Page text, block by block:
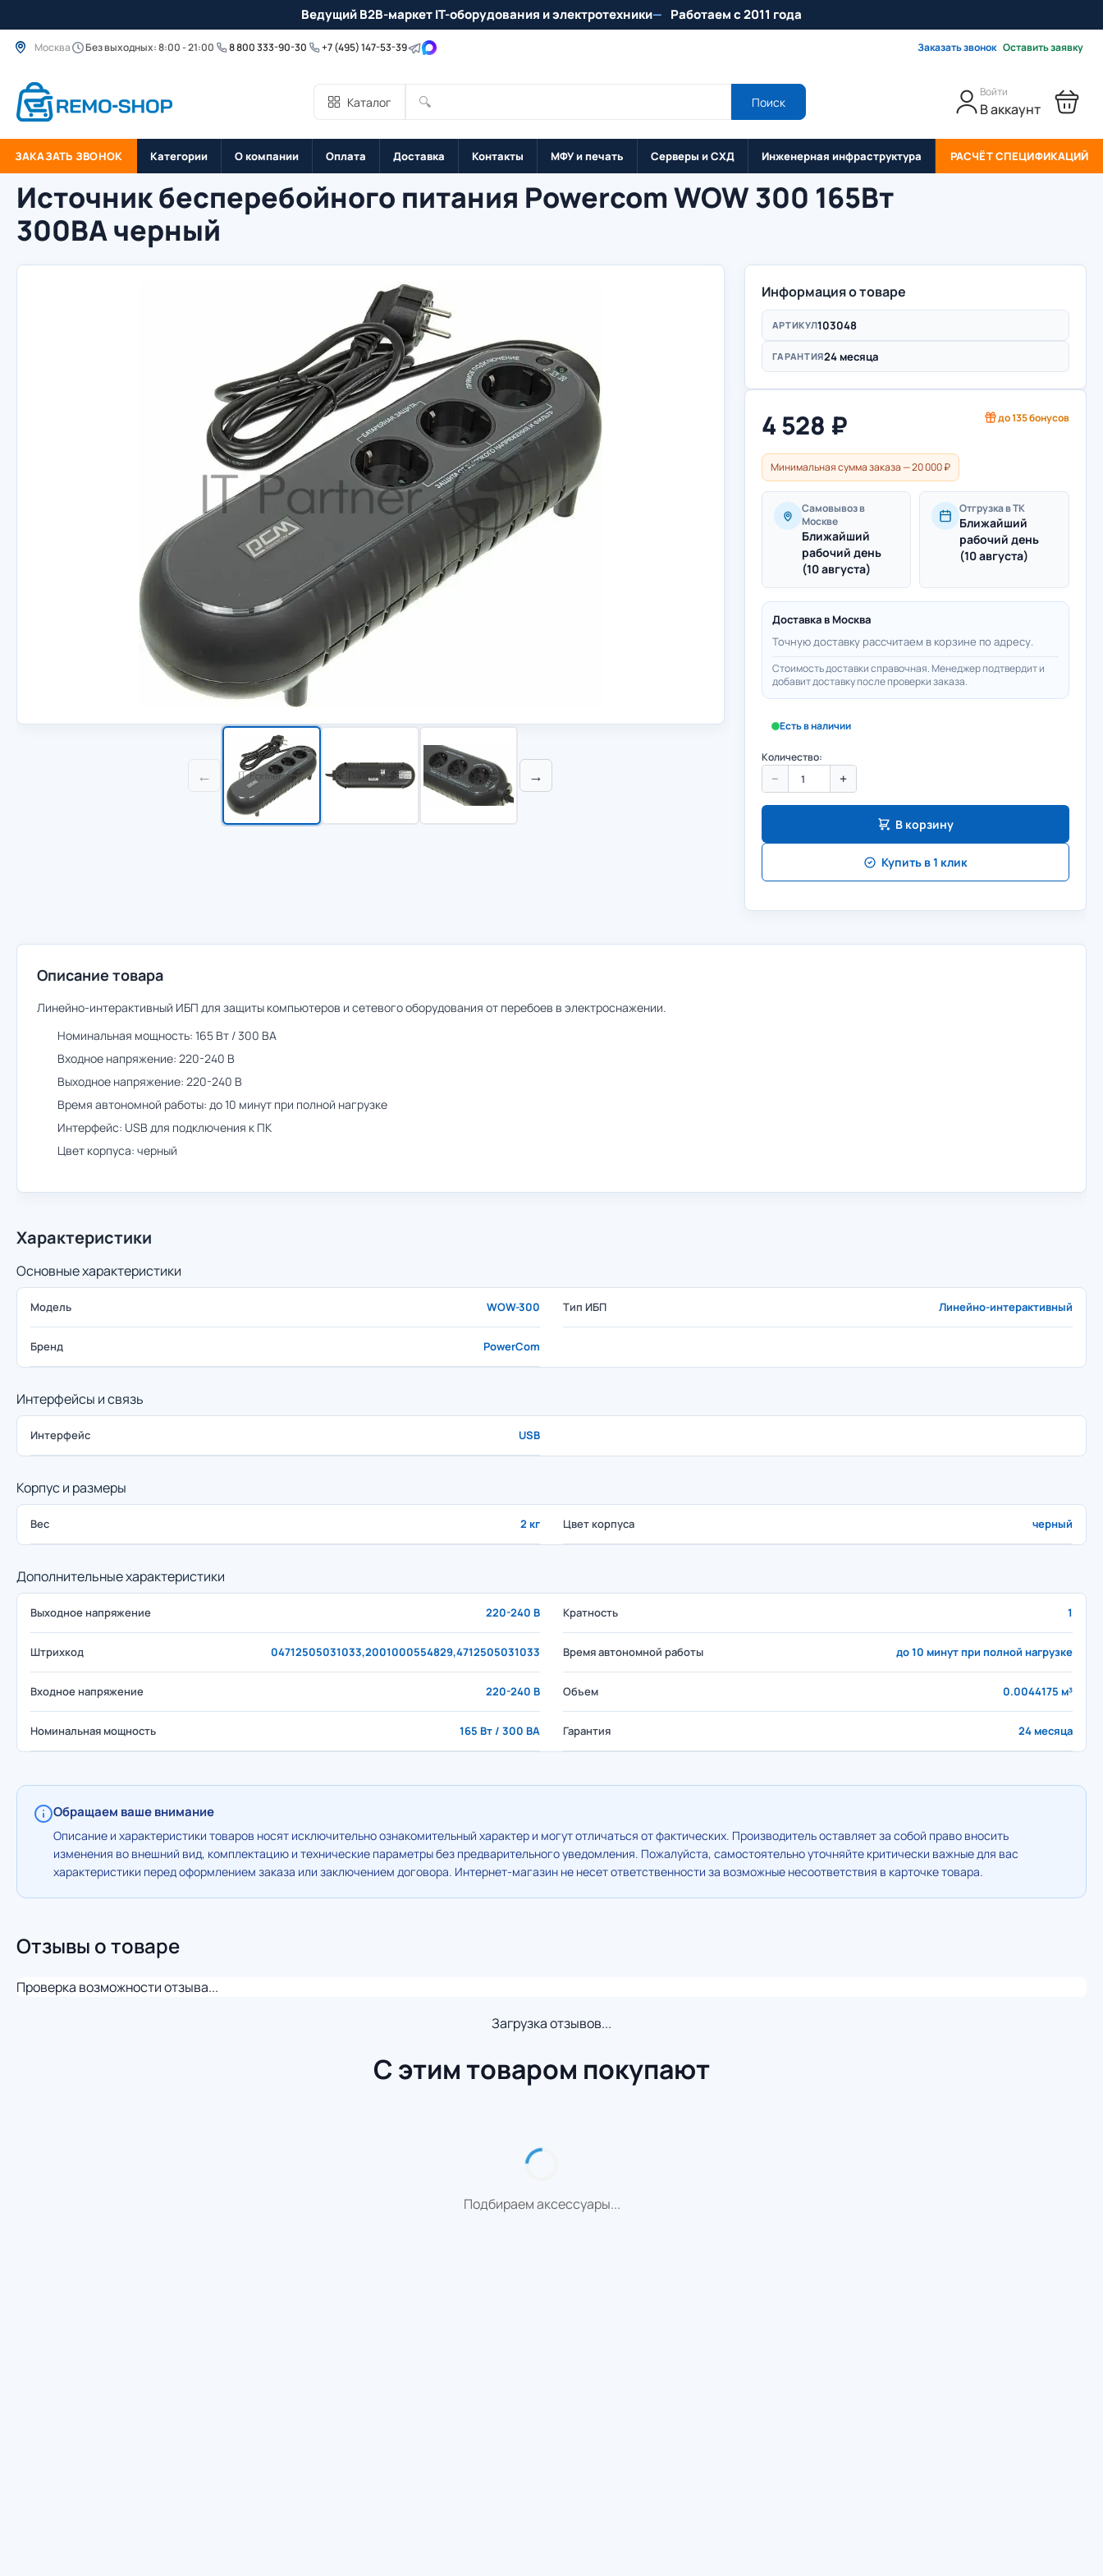
Ведущий B2B-маркет IT-оборудования и электротехники Работаем с 2011 года
Москва Без выходных: 8:00 - 21:00 8 800 333-90-30 +7 (495) 147-53-39 Заказать звонок Оставить заявку
Каталог 🔍 Поиск
Войти
В аккаунт
ЗАКАЗАТЬ ЗВОНОК Категории О компании Оплата Доставка Контакты МФУ и печать Серверы и СХД Инженерная инфраструктура РАСЧЁТ СПЕЦИФИКАЦИЙ
Источник бесперебойного питания Powercom WOW 300 165Вт
300ВА черный
← →
Информация о товаре
АРТИКУЛ103048
ГАРАНТИЯ24 месяца
4 528 ₽ до135бонусов
Минимальная сумма заказа — 20 000 ₽
Самовывоз в
Москве
Ближайший
рабочий день
(10 августа)
Отгрузка в ТК
Ближайший
рабочий день
(10 августа)
Доставка в Москва
Точную доставку рассчитаем в корзине по адресу.
Стоимость доставки справочная. Менеджер подтвердит и
добавит доставку после проверки заказа.
Есть в наличии
Количество:
− +
В корзину
Купить в 1 клик
Описание товара
Линейно-интерактивный ИБП для защиты компьютеров и сетевого оборудования от перебоев в электроснажении.
Номинальная мощность: 165 Вт / 300 ВА
Входное напряжение: 220-240 В
Выходное напряжение: 220-240 В
Время автономной работы: до 10 минут при полной нагрузке
Интерфейс: USB для подключения к ПК
Цвет корпуса: черный
Характеристики
Основные характеристики
Модель WOW-300 Тип ИБП Линейно-интерактивный
Бренд PowerCom
Интерфейсы и связь
Интерфейс USB
Корпус и размеры
Вес 2 кг Цвет корпуса черный
Дополнительные характеристики
Выходное напряжение 220-240 В Кратность 1
Штрихкод 04712505031033,2001000554829,4712505031033 Время автономной работы до 10 минут при полной нагрузке
Входное напряжение 220-240 В Объем 0.0044175 м³
Номинальная мощность 165 Вт / 300 ВА Гарантия 24 месяца
Обращаем ваше внимание
Описание и характеристики товаров носят исключительно ознакомительный характер и могут отличаться от фактических. Производитель оставляет за собой право вносить
изменения во внешний вид, комплектацию и технические параметры без предварительного уведомления. Пожалуйста, самостоятельно уточняйте критически важные для вас
характеристики перед оформлением заказа или заключением договора. Интернет-магазин не несет ответственности за возможные несоответствия в карточке товара.
Отзывы о товаре
Проверка возможности отзыва...
Загрузка отзывов...
С этим товаром покупают
Подбираем аксессуары...